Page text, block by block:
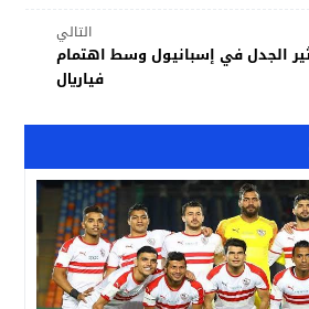
التالي
الجدل في إسبانيول وسط اهتمام
فياريال